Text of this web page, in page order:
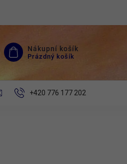
Nákupní košík
Prázdný košík
+420 776 177 202